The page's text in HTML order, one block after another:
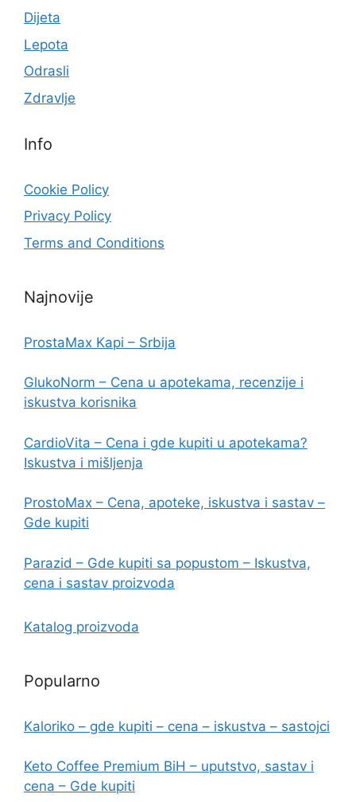
Dijeta
Lepota
Odrasli
Zdravlje
Info
Cookie Policy
Privacy Policy
Terms and Conditions
Najnovije
ProstaMax Kapi – Srbija
GlukoNorm – Cena u apotekama, recenzije i
iskustva korisnika
CardioVita – Cena i gde kupiti u apotekama?
Iskustva i mišljenja
ProstoMax – Cena, apoteke, iskustva i sastav –
Gde kupiti
Parazid – Gde kupiti sa popustom – Iskustva,
cena i sastav proizvoda
Katalog proizvoda
Popularno
Kaloriko – gde kupiti – cena – iskustva – sastojci
Keto Coffee Premium BiH – uputstvo, sastav i
cena – Gde kupiti